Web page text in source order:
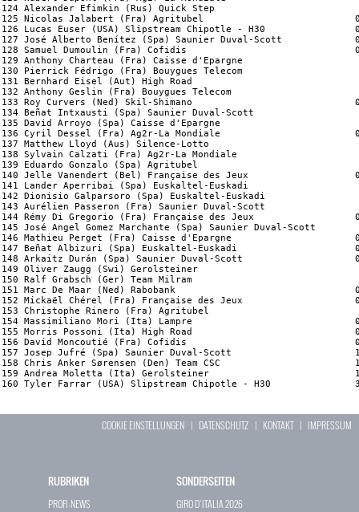
COOKIE EINSTELLUNGEN | DATENSCHUTZ | KONTAKT| IMPRESSUM
RUBRIKEN
PROFI-NEWS
SONDERSEITEN
GIRO D`ITALIA 2026